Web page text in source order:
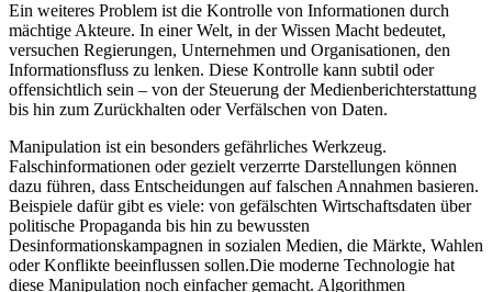
Ein weiteres Problem ist die Kontrolle von Informationen durch
mächtige Akteure. In einer Welt, in der Wissen Macht bedeutet,
versuchen Regierungen, Unternehmen und Organisationen, den
Informationsfluss zu lenken. Diese Kontrolle kann subtil oder
offensichtlich sein – von der Steuerung der Medienberichterstattung
bis hin zum Zurückhalten oder Verfälschen von Daten.
Manipulation ist ein besonders gefährliches Werkzeug.
Falschinformationen oder gezielt verzerrte Darstellungen können
dazu führen, dass Entscheidungen auf falschen Annahmen basieren.
Beispiele dafür gibt es viele: von gefälschten Wirtschaftsdaten über
politische Propaganda bis hin zu bewussten
Desinformationskampagnen in sozialen Medien, die Märkte, Wahlen
oder Konflikte beeinflussen sollen.Die moderne Technologie hat
diese Manipulation noch einfacher gemacht. Algorithmen